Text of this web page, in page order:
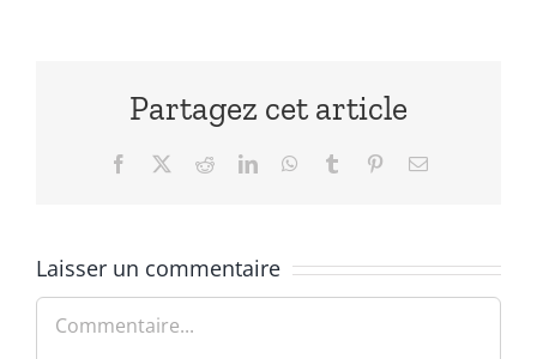
Partagez cet article
Facebook RedditLinkedInWhatsApp
Tumblr PinterestEmail
Laisser un commentaire
Commentaire